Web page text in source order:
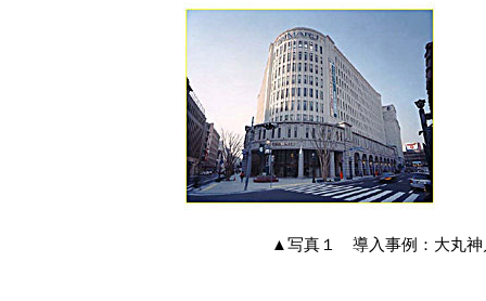
▲写真１ 導入事例：大丸神